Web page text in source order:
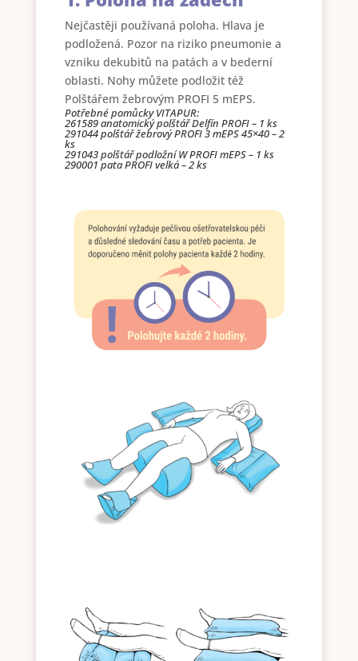
Nejčastěji používaná poloha. Hlava je
podložená. Pozor na riziko pneumonie a
vzniku dekubitů na patách a v bederní
oblasti. Nohy můžete podložit též
Polštářem žebrovým PROFI 5 mEPS.
Potřebné pomůcky VITAPUR:
261589 anatomický polštář Delfín PROFI – 1 ks
291044 polštář žebrový PROFI 3 mEPS 45×40 – 2
ks
291043 polštář podložní W PROFI mEPS – 1 ks
290001 pata PROFI velká – 2 ks